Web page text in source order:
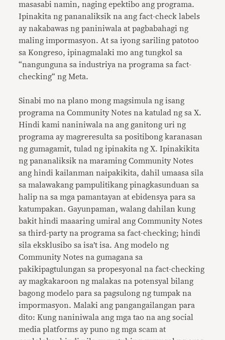
masasabi namin, naging epektibo ang programa.
Ipinakita ng pananaliksik na ang fact-check labels
ay nakabawas ng paniniwala at pagbabahagi ng
maling impormasyon. At sa iyong sariling patotoo
sa Kongreso, ipinagmalaki mo ang tungkol sa
“nangunguna sa industriya na programa sa fact-
checking“ ng Meta.
Sinabi mo na plano mong magsimula ng isang
programa na Community Notes na katulad ng sa X.
Hindi kami naniniwala na ang ganitong uri ng
programa ay magreresulta sa positibong karanasan
ng gumagamit, tulad ng ipinakita ng X. Ipinakikita
ng pananaliksik na maraming Community Notes
ang hindi kailanman naipakikita, dahil umaasa sila
sa malawakang pampulitikang pinagkasunduan sa
halip na sa mga pamantayan at ebidensya para sa
katumpakan. Gayunpaman, walang dahilan kung
bakit hindi maaaring umiral ang Community Notes
sa third-party na programa sa fact-checking; hindi
sila eksklusibo sa isa’t isa. Ang modelo ng
Community Notes na gumagana sa
pakikipagtulungan sa propesyonal na fact-checking
ay magkakaroon ng malakas na potensyal bilang
bagong modelo para sa pagsulong ng tumpak na
impormasyon. Malaki ang pangangailangan para
dito: Kung naniniwala ang mga tao na ang social
media platforms ay puno ng mga scam at